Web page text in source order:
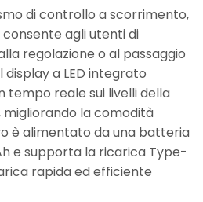
di controllo a scorrimento,
consente agli utenti di
regolazione o al passaggio
a LED integrato
tempo reale sui livelli della
la comodità
è alimentato da una batteria
e supporta la ricarica Type-
rapida ed efficiente